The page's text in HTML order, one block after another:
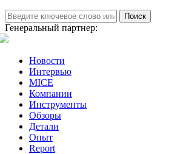
Поиск
Генеральный партнер:
Новости
Интервью
MICE
Компании
Инструменты
Обзоры
Детали
Опыт
Report